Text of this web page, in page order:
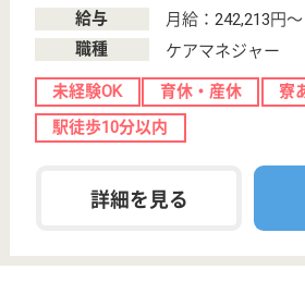
業界最大手ベネッセ運営
塩5-294-1
秋津駅徒歩2分
200以上の高齢者向けホームを全国展開、社員が「安
心して、長く、働きやすい」職場づくりを目指して、
さまざまな福利厚生・各種制度を用意しています
ケアマネジャー